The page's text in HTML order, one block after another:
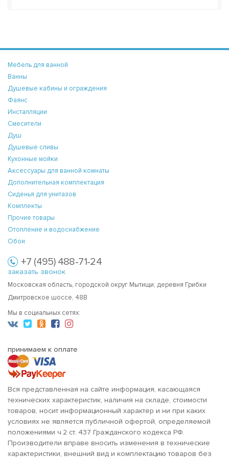
Мебель для ванной
Ванны
Душевые кабины и ограждения
Фаянс
Инсталляции
Смесители
Душ
Душевые сливы
Кухонные мойки
Аксессуары для ванной комнаты
Дополнительная комплектация
Сиденья для унитазов
Комплекты
Прочие товары
Отопление и водоснабжение
Обои
+7 (495) 488-71-24
заказать звонок
Московская область, городской округ Мытищи, деревня Грибки
Дмитровское шоссе, 48В
Мы в социальных сетях:
принимаем к оплате
Вся представленная на сайте информация, касающаяся
технических характеристик, наличия на складе, стоимости
товаров, носит информационный характер и ни при каких
условиях не является публичной офертой, определяемой
положениями ч.2 ст. 437 Гражданского кодекса РФ.
Производители вправе вносить изменения в технические
характеристики, внешний вид и комплектацию товаров без